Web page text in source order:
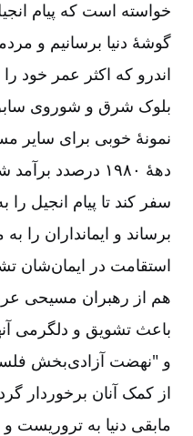
خواسته است که پیام
گوشۀ دنیا برسانیم و
اندرو که اکثر عمر خود
بلوک شرق و شوروی
نمونۀ خوبی برای سایر
دهۀ ۱۹۸۰ درصدد
سفر کند تا پیام انجیل
برساند و ایمانداران را
استقامت در ایمان‌شان
هم از رهبران مسیحی
باعث تشویق و دلگرمی
و "نهضت آزادی‌بخش
از کمک آنان برخوردار
مابقی دنیا به تروریست